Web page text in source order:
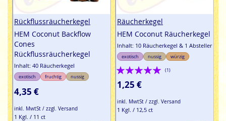
Rückflussräucherkegel
HEM Coconut Backflow
Cones
Rückflussräucherkegel
Inhalt: 40 Räucherkegel
exotisch fruchtig nussig
4,35 €
inkl. MwtSt / zzgl. Versand
1 Kgl. / 11 ct
Räucherkegel
HEM Coconut Räucherkegel
Inhalt: 10 Räucherkegel & 1 Absteller
exotisch nussig würzig
Bewertung:
100%
(1)
1,25 €
inkl. MwtSt / zzgl. Versand
1 Kgl. / 12,5 ct